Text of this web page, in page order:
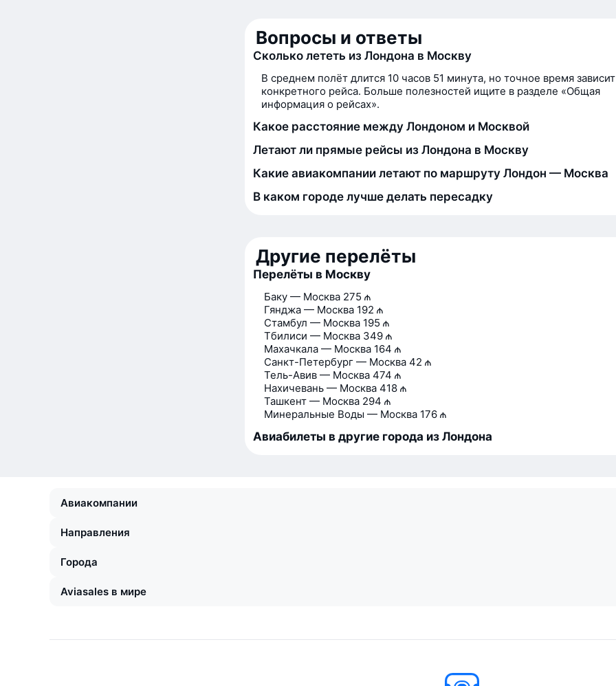
Вопросы и ответы
Сколько лететь из Лондона в Москву
В среднем полёт длится 10 часов 51 минута, но точное время
конкретного рейса. Больше полезностей ищите в разделе «Общая
информация о рейсах».
Какое расстояние между Лондоном и Москвой
Летают ли прямые рейсы из Лондона в Москву
Какие авиакомпании летают по маршруту Лондон — Москва
В каком городе лучше делать пересадку
Другие перелёты
Перелёты в Москву
Баку — Москва 275 ₼
Гянджа — Москва 192 ₼
Стамбул — Москва 195 ₼
Тбилиси — Москва 349 ₼
Махачкала — Москва 164 ₼
Санкт-Петербург — Москва 42 ₼
Тель-Авив — Москва 474 ₼
Нахичевань — Москва 418 ₼
Ташкент — Москва 294 ₼
Минеральные Воды — Москва 176 ₼
Авиабилеты в другие города из Лондона
Авиакомпании
Направления
Города
Aviasales в мире